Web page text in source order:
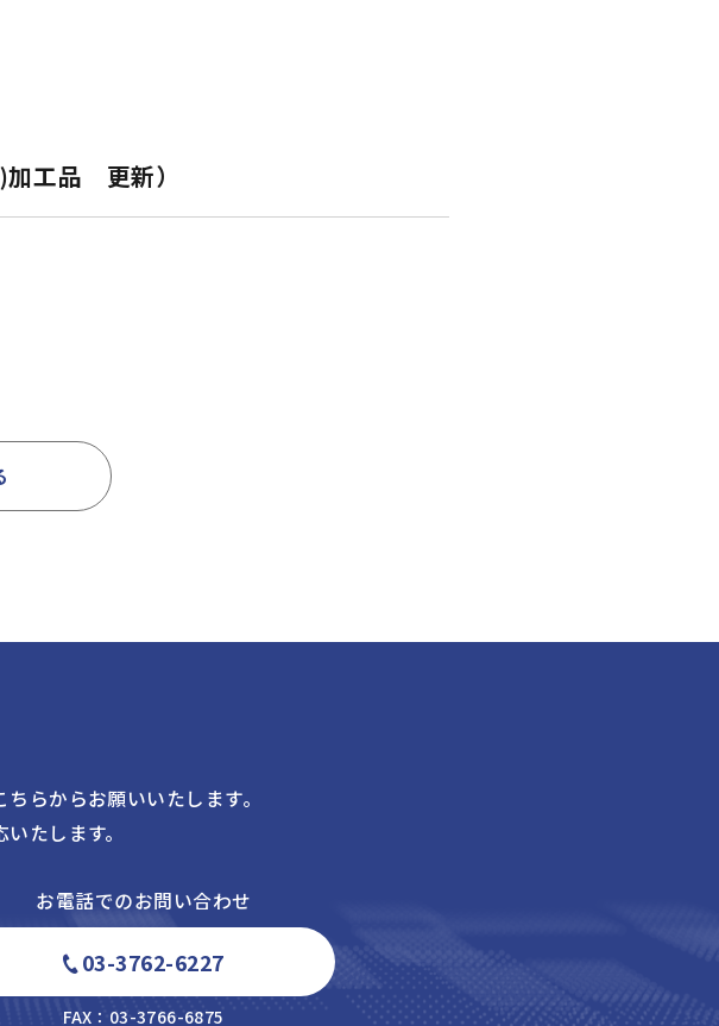
工品 更新）
らからお願いいたします。
たします。
お電話でのお問い合わせ
03-3762-6227
FAX：03-3766-6875